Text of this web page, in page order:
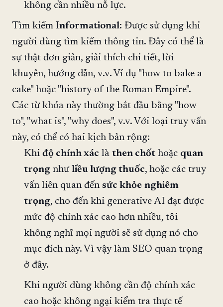
không cần nhiều nỗ lực.
Tìm kiếm Informational: Được sử dụng khi
người dùng tìm kiếm thông tin. Đây có thể là
sự thật đơn giản, giải thích chi tiết, lời
khuyên, hướng dẫn, v.v. Ví dụ "how to bake a
cake" hoặc "history of the Roman Empire".
Các từ khóa này thường bắt đầu bằng "how
to", "what is", "why does", v.v. Với loại truy vấn
này, có thể có hai kịch bản rộng:
Khi độ chính xác là then chốt hoặc quan
trọng như liều lượng thuốc, hoặc các truy
vấn liên quan đến sức khỏe nghiêm
trọng, cho đến khi generative AI đạt được
mức độ chính xác cao hơn nhiều, tôi
không nghĩ mọi người sẽ sử dụng nó cho
mục đích này. Vì vậy làm SEO quan trọng
ở đây.
Khi người dùng không cần độ chính xác
cao hoặc không ngại kiểm tra thực tế